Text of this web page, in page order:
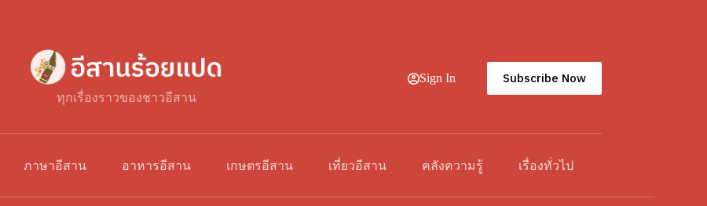
ทุกเรื่องราวของชาวอีสาน
Sign In Subscribe Now
ภาษาอีสาน อาหารอีสาน เกษตรอีสาน เที่ยวอีสาน คลังความรู้ เรื่องทั่วไป